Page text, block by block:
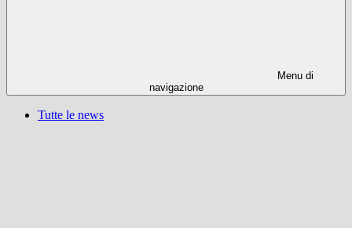
Menu di
navigazione
Tutte le news